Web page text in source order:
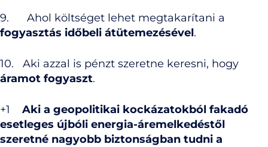
9. Ahol költséget lehet megtakarítani a
fogyasztás időbeli átütemezésével.
10. Aki azzal is pénzt szeretne keresni, hogy
áramot fogyaszt.
+1 Aki a geopolitikai kockázatokból fakadó
esetleges újbóli energia-áremelkedéstől
szeretné nagyobb biztonságban tudni a